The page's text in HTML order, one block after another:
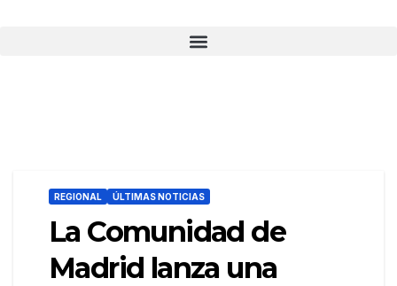
REGIONAL ÚLTIMAS NOTICIAS
La Comunidad de
Madrid lanza una